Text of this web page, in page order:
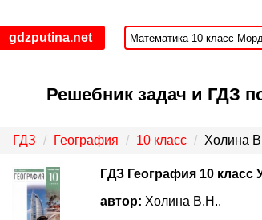
gdzputina.net
Решебник задач и ГДЗ
ГДЗ География 10 класс Холина
ГДЗ География 10
автор: Холина В.Н..